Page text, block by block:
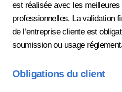
est réalisée avec les meilleures
professionnelles. La validation
de l’entreprise cliente est
soumission ou usage
Obligations du client